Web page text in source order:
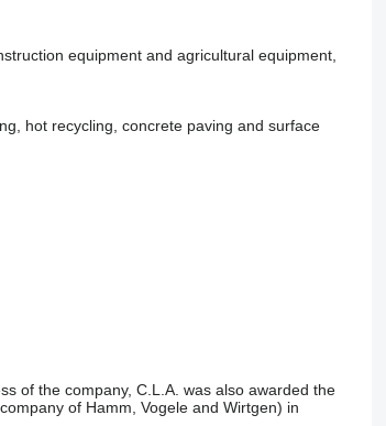
equipment and agricultural equipment,
hot recycling, concrete paving and surface
of the company, C.L.A. was also awarded the
of Hamm, Vogele and Wirtgen) in